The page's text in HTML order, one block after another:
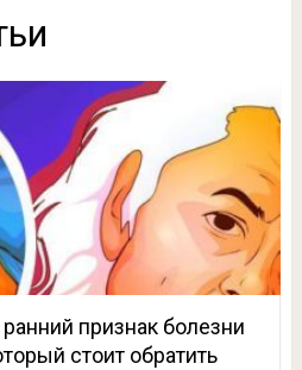
признак болезни
стоит обратить